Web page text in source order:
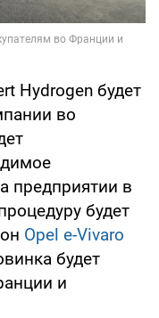
Hydrogen будет
во
предприятии в
будет
Opel e-Vivaro
будет
и